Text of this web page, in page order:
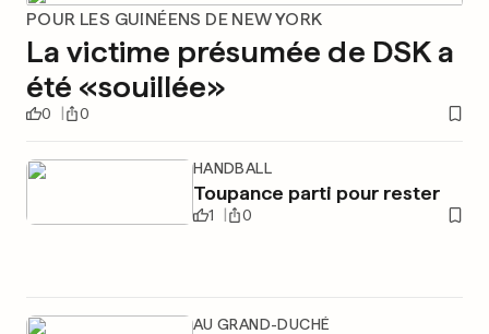
POUR LES GUINÉENS DE NEW YORK
La victime présumée de DSK a
été «souillée»
0 0
HANDBALL
Toupance parti pour rester
1 0
AU GRAND-DUCHÉ